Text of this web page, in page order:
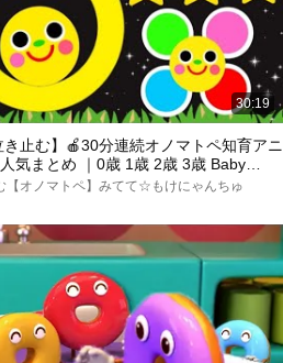
30:19
き止む】🍎30分連続オノマトペ知育アニ
気まとめ ｜0歳 1歳 2歳 3歳 Baby
けにゃんちゅ）
【オノマトペ】みてて☆もけにゃんちゅ